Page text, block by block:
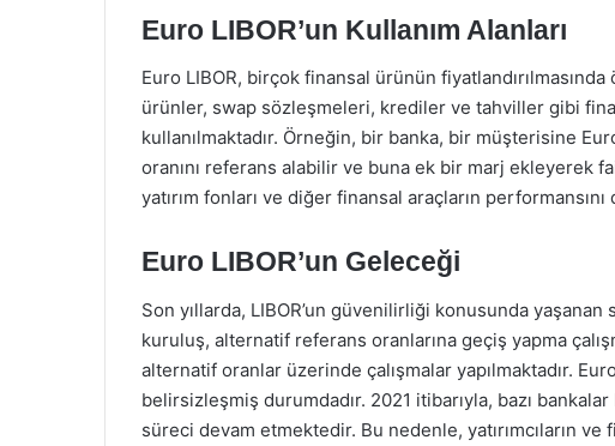
Euro LIBOR’un Kullanım Alanları
Euro LIBOR, birçok finansal ürünün
ürünler, swap sözleşmeleri, krediler ve tahviller gibi
kullanılmaktadır. Örneğin, bir banka, bir müşterisine
oranını referans alabilir ve buna ek bir marj ekleyerek
yatırım fonları ve diğer finansal araçların
Euro LIBOR’un Geleceği
Son yıllarda, LIBOR’un güvenilirliği konusunda
kuruluş, alternatif referans oranlarına geçiş yapma
alternatif oranlar üzerinde çalışmalar yapılmaktadır.
belirsizleşmiş durumdadır. 2021 itibarıyla, bazı bankalar
süreci devam etmektedir. Bu nedenle, yatırımcıların ve